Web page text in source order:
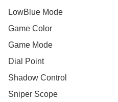
LowBlue Mode
Game Color
Game Mode
Dial Point
Shadow Control
Sniper Scope